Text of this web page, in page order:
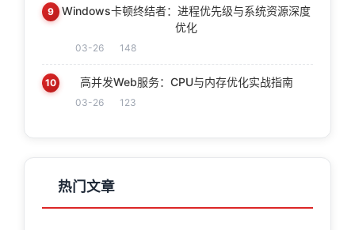
9
Windows卡顿终结者：进程优先级与系统资源深度
优化
03-26 148
10 高并发Web服务：CPU与内存优化实战指南
03-26 123
热门文章